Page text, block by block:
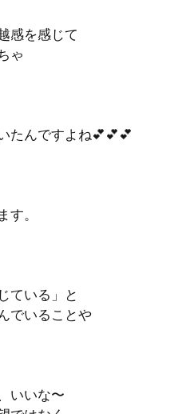
感を感じて
ゃ
たんですよね💕💕💕
す。
ている」と
でいることや
いいな〜